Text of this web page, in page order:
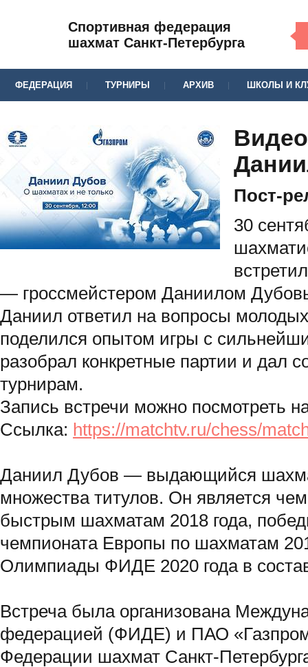
Спортивная федерация
шахмат Санкт-Петербурга
ФЕДЕРАЦИЯ ТУРНИРЫ АРХИВ ШКОЛЫ И
Пост-
30
— гроссмейстером Даниилом
Даниил ответил на вопросы
поделился опытом игры с
разобрал конкретные партии и дал
турнирам.
Запись встречи можно посмотреть
Ссылка: https://matchtv.ru/chess/
Даниил Дубов — выдающийся
множества титулов. Он является
быстрым шахматам 2018 года,
чемпионата Европы по шахматам
Олимпиады ФИДЕ 2020 года в
Встреча была организована
федерацией (ФИДЕ) и ПАО
Федерации шахмат Санкт-